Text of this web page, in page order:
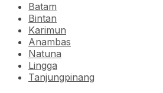
Batam
Bintan
Karimun
Anambas
Natuna
Lingga
Tanjungpinang